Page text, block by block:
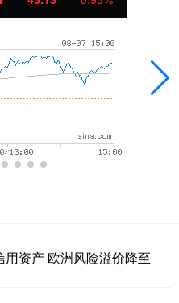
资产 欧洲风险溢价降至